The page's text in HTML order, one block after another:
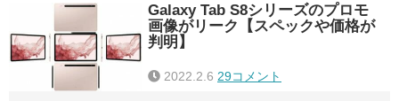
Galaxy Tab S8シリーズのプロモ
画像がリーク【スペックや価格が
判明】
2022.2.6 29コメント